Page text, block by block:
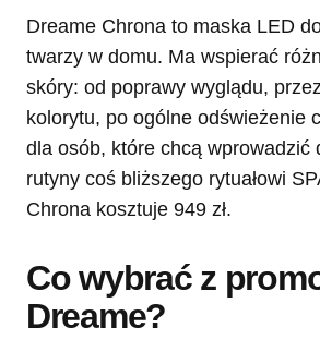
Dreame Chrona to maska LED
twarzy w domu. Ma wspierać
skóry: od poprawy wyglądu,
kolorytu, po ogólne odświeżenie
dla osób, które chcą wprowadzić
rutyny coś bliższego rytuałowi
Chrona kosztuje 949 zł.
Co wybrać z
Dreame?